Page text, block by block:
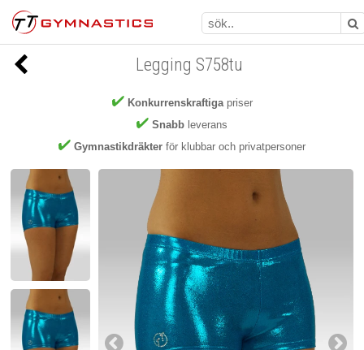
Konkurrenskraftigapriser
Snabb leverans
Gymnastikdräkter för klubbar och privatpersoner
Legging S758tu